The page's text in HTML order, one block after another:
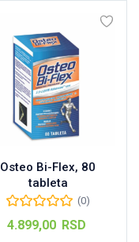
Osteo Bi-Flex, 80
tableta
(0)
4.899,00 RSD